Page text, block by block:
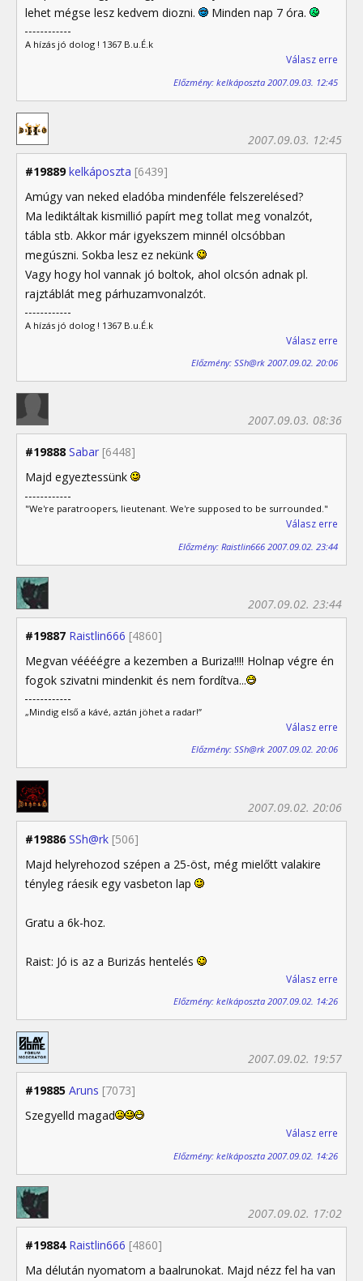
lehet mégse lesz kedvem diozni.
Minden nap 7 óra.
A hízás jó dolog ! 1367 B.u.É.k
Válasz erre
Előzmény: kelkáposzta 2007.09.03. 12:45
#19889 kelkáposzta [6439]
2007.09.03. 12:45
Amúgy van neked eladóba mindenféle felszerelésed?
Ma lediktáltak kismillió papírt meg tollat meg vonalzót,
tábla stb. Akkor már igyekszem minnél olcsóbban
megúszni. Sokba lesz ez nekünk
Vagy hogy hol vannak jó boltok, ahol olcsón adnak pl.
rajztáblát meg párhuzamvonalzót.
A hízás jó dolog ! 1367 B.u.É.k
Válasz erre
Előzmény: SSh@rk 2007.09.02. 20:06
#19888 Sabar [6448]
2007.09.03. 08:36
Majd egyeztessünk
"We're paratroopers, lieutenant. We're supposed to be surrounded."
Válasz erre
Előzmény: Raistlin666 2007.09.02. 23:44
#19887 Raistlin666 [4860]
2007.09.02. 23:44
Megvan véééégre a kezemben a Buriza!!!! Holnap végre én
fogok szivatni mindenkit és nem fordítva...
„Mindig első a kávé, aztán jöhet a radar!”
Válasz erre
Előzmény: SSh@rk 2007.09.02. 20:06
#19886 SSh@rk [506]
2007.09.02. 20:06
Majd helyrehozod szépen a 25-öst, még mielőtt valakire
tényleg ráesik egy vasbeton lap
Gratu a 6k-hoz.
Raist: Jó is az a Burizás hentelés
Válasz erre
Előzmény: kelkáposzta 2007.09.02. 14:26
#19885 Aruns [7073]
2007.09.02. 19:57
Szegyelld magad
Válasz erre
Előzmény: kelkáposzta 2007.09.02. 14:26
#19884 Raistlin666 [4860]
2007.09.02. 17:02
Ma délután nyomatom a baalrunokat. Majd nézz fel ha van